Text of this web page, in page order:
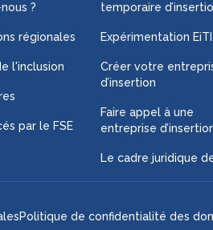
?
régionales
l'inclusion
par le FSE
temporaire
Expérimentation EiTI
Créer votre
d’insertion
Faire appel à une
entreprise
Le cadre juridique de
Politique de confidentialité des